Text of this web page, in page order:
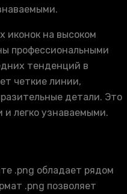
иконок на высоком
профессиональными
тенденций в
четкие линии,
детали. Это
и легко узнаваемыми.
.png обладает рядом
.png позволяет